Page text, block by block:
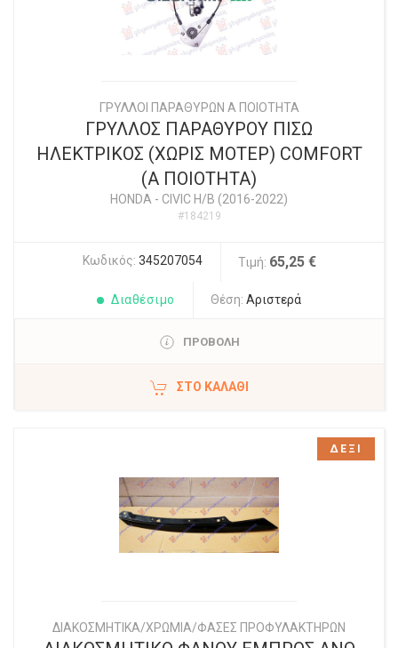
ΓΡΥΛΛΟΙ ΠΑΡΑΘΥΡΩΝ Α ΠΟΙΟΤΗΤΑ
ΓΡΥΛΛΟΣ ΠΑΡΑΘΥΡΟΥ ΠΙΣΩ
ΗΛΕΚΤΡΙΚΟΣ (ΧΩΡΙΣ ΜΟΤΕΡ) COMFORT
(Α ΠΟΙΟΤΗΤΑ)
HONDA - CIVIC H/B (2016-2022)
#184219
Κωδικός: 345207054 Τιμή: 65,25 €
Διαθέσιμο Θέση: Αριστερά
ΠΡΟΒΟΛΗ
ΣΤΟ ΚΑΛΆΘΙ
ΔΙΑΚΟΣΜΗΤΙΚΑ/ΧΡΩΜΙΑ/ΦΑΣΕΣ ΠΡΟΦΥΛΑΚΤΗΡΩΝ
ΔΕΞΙ